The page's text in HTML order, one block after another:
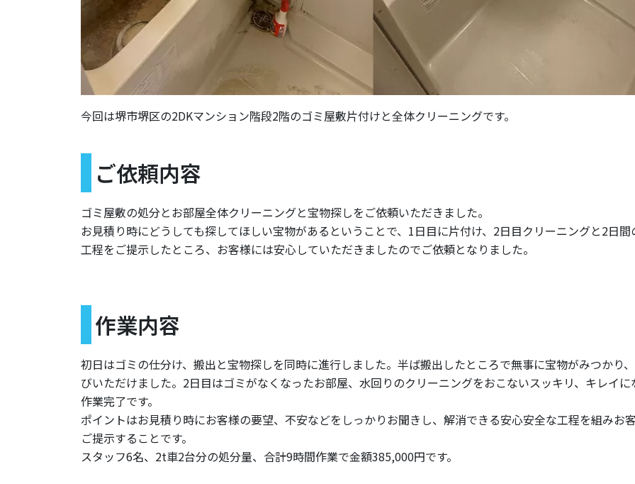
今回は堺市堺区の2DKマンション階段2階のゴミ屋敷片付けと全体クリーニングです。
ご依頼内容
ゴミ屋敷の処分とお部屋全体クリーニングと宝物探しをご依頼いただきました。
お見積り時にどうしても探してほしい宝物があるということで、1日目に片付け、2日目クリーニングと2日間
工程をご提示したところ、お客様には安心していただきましたのでご依頼となりました。
作業内容
初日はゴミの仕分け、搬出と宝物探しを同時に進行しました。半ば搬出したところで無事に宝物がみつかり
びいただけました。2日目はゴミがなくなったお部屋、水回りのクリーニングをおこないスッキリ、キレイに
作業完了です。
ポイントはお見積り時にお客様の要望、不安などをしっかりお聞きし、解消できる安心安全な工程を組みお
ご提示することです。
スタッフ6名、2t車2台分の処分量、合計9時間作業で金額385,000円です。